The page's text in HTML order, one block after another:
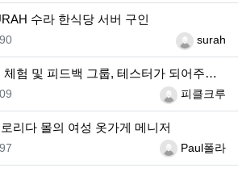
수라 한식당 서버 구인
등록자surah
험 및 피드백 그룹, 테스터가 되어주세요…
등록자피클크루
리다 몰의 여성 옷가게 메니저
등록자Paul폴라